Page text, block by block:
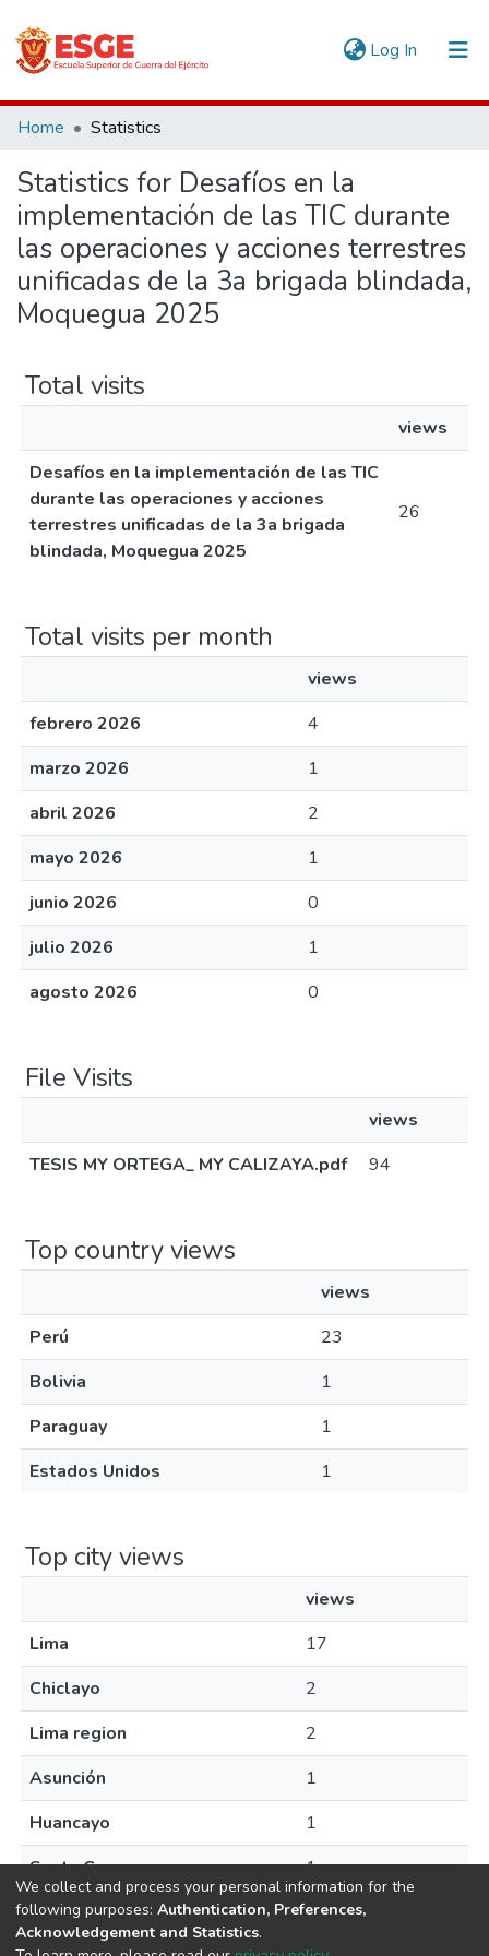
Log In (current)
Communities & Collections
All of DSpace
Home Statistics
Statistics for Desafíos en la
implementación de las TIC durante
las operaciones y acciones terrestres
unificadas de la 3a brigada blindada,
Moquegua 2025
Total visits
views
Desafíos en la implementación de las TIC
durante las operaciones y acciones
terrestres unificadas de la 3a brigada
blindada, Moquegua 2025
26
Total visits per month
views
febrero 2026
4
marzo 2026
1
abril 2026
2
mayo 2026
1
junio 2026
0
julio 2026
1
agosto 2026
0
File Visits
views
TESIS MY ORTEGA_ MY CALIZAYA.pdf
94
Top country views
views
Perú
23
Bolivia
1
Paraguay
1
Estados Unidos
1
Top city views
views
Lima
17
Chiclayo
2
Lima region
2
Asunción
1
Huancayo
1
Santa Cruz
1
We collect and process your personal information for the
following purposes: Authentication, Preferences,
Acknowledgement and Statistics.